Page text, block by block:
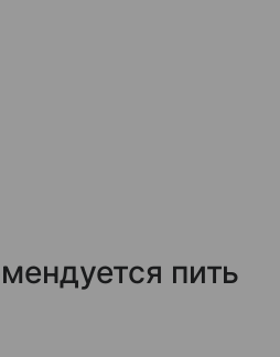
пить